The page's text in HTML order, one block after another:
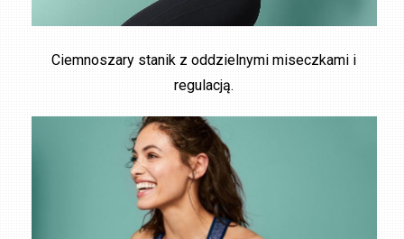
Ciemnoszary stanik z oddzielnymi miseczkami i
regulacją.